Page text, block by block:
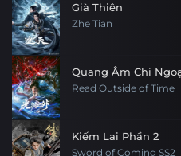
Già Thiên
Zhe Tian
Quang Âm Chi
Read Outside of Time
Kiếm Lai Phần 2
Sword of Coming SS2